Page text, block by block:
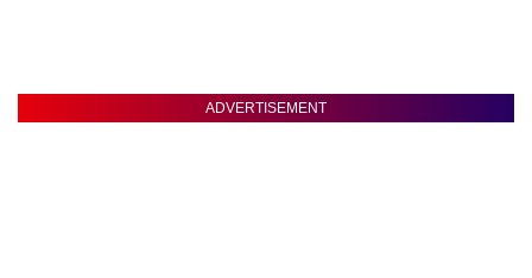
ADVERTISEMENT